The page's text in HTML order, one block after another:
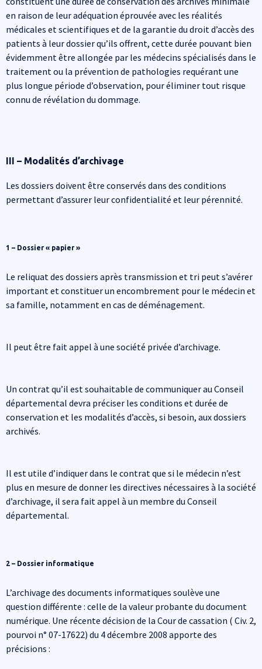
en raison de leur adéquation éprouvée avec les réalités
médicales et scientifiques et de la garantie du droit d’accès des
patients à leur dossier qu’ils offrent, cette durée pouvant bien
évidemment être allongée par les médecins spécialisés dans le
traitement ou la prévention de pathologies requérant une
plus longue période d’observation, pour éliminer tout risque
connu de révélation du dommage.
III – Modalités d’archivage
Les dossiers doivent être conservés dans des conditions
permettant d’assurer leur confidentialité et leur pérennité.
1 – Dossier « papier »
Le reliquat des dossiers après transmission et tri peut s’avérer
important et constituer un encombrement pour le médecin et
sa famille, notamment en cas de déménagement.
Il peut être fait appel à une société privée d’archivage.
Un contrat qu’il est souhaitable de communiquer au Conseil
départemental devra préciser les conditions et durée de
conservation et les modalités d’accès, si besoin, aux dossiers
archivés.
Il est utile d’indiquer dans le contrat que si le médecin n’est
plus en mesure de donner les directives nécessaires à la société
d’archivage, il sera fait appel à un membre du Conseil
départemental.
2 – Dossier informatique
L’archivage des documents informatiques soulève une
question différente : celle de la valeur probante du document
numérique. Une récente décision de la Cour de cassation ( Civ. 2,
pourvoi n° 07-17622) du 4 décembre 2008 apporte des
précisions :